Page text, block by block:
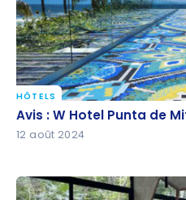
Avis : W Hotel Punta de
HÔTELS
Avis : W Hotel Punta de
12 août 2024